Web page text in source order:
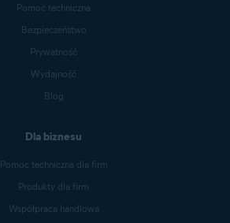
Pomoc techniczna
Bezpieczeństwo
Prywatność
Wydajność
Blog
Dla biznesu
Pomoc techniczna dla firm
Produkty dla firm
Współpraca handlowa